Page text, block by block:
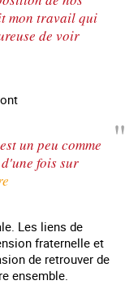
mon travail qui
de voir
un peu comme
fois sur
Les liens de
fraternelle et
de retrouver de
ensemble.